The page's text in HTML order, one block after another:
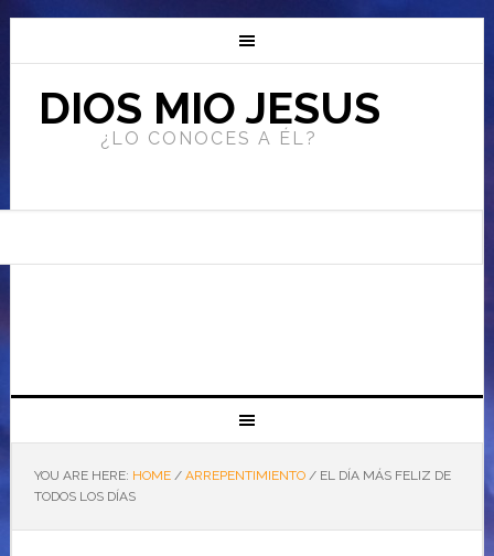
DIOS MIO JESUS
¿LO CONOCES A ÉL?
YOU ARE HERE: HOME / ARREPENTIMIENTO /EL DÍA MÁS FELIZ DE
TODOS LOS DÍAS